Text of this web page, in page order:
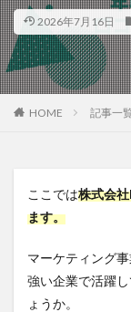
2026年7月16日
HOME 記事一
ここでは株式会
ます。
マーケティング
強い企業で活躍
ょうか。